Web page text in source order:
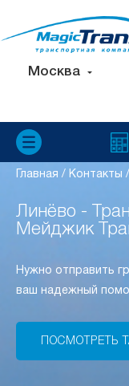
Москва
Главная / Контакты
Линёво -
Мейджик
Нужно отправить
ваш надежный
ПОСМОТРЕТЬ